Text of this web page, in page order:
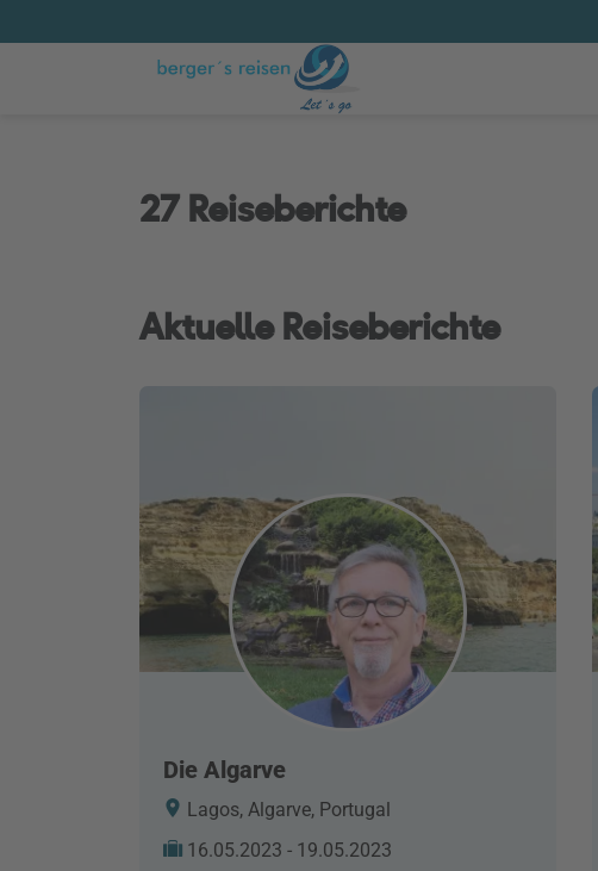
27 Reiseberichte
Aktuelle Reiseberichte
Die Algarve
Lagos, Algarve, Portugal
16.05.2023 - 19.05.2023